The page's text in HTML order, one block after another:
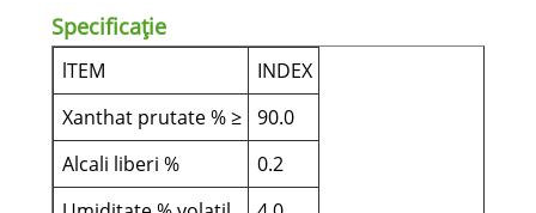
Specificație
lTEM
INDEX
Xanthat prutate % ≥
90.0
Alcali liberi %
0.2